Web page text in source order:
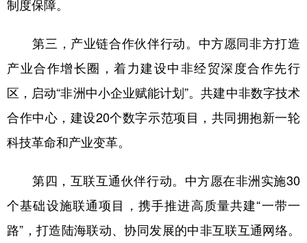
制度保障。
第三，产业链合作伙伴行动。中方愿同非方打造
产业合作增长圈，着力建设中非经贸深度合作先行
区，启动“非洲中小企业赋能计划”。共建中非数字技术
合作中心，建设20个数字示范项目，共同拥抱新一轮
科技革命和产业变革。
第四，互联互通伙伴行动。中方愿在非洲实施30
个基础设施联通项目，携手推进高质量共建“一带一
路”，打造陆海联动、协同发展的中非互联互通网络。